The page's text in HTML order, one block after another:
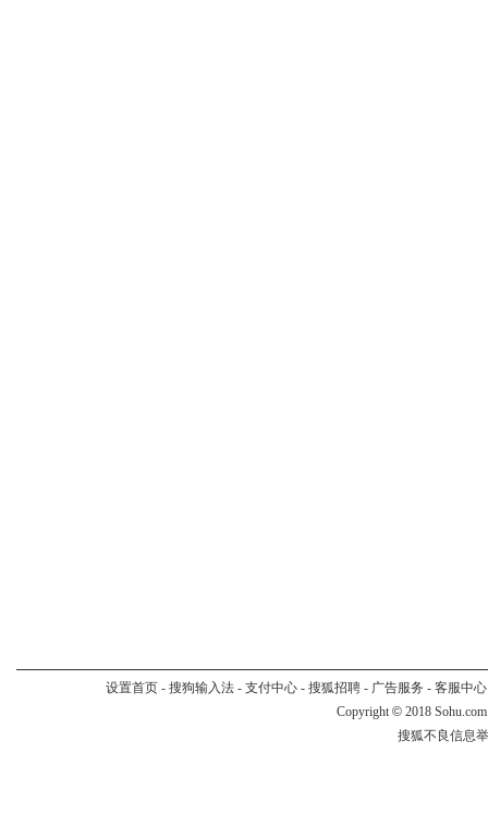
设置首页- 搜狗输入法- 支付中心- 搜狐招聘- 广告服务 - 客服中心
Copyright © 2018
搜狐不良信息